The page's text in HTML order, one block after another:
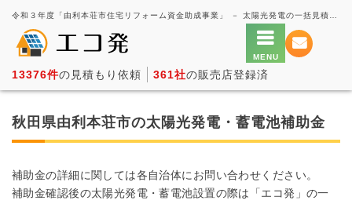
13376件の見積もり依頼 361社の販売店登録済
秋田県由利本荘市の太陽光発電・蓄電池補助金
補助金の詳細に関しては各自治体にお問い合わせください。
補助金確認後の太陽光発電・蓄電池設置の際は「エコ発」の一